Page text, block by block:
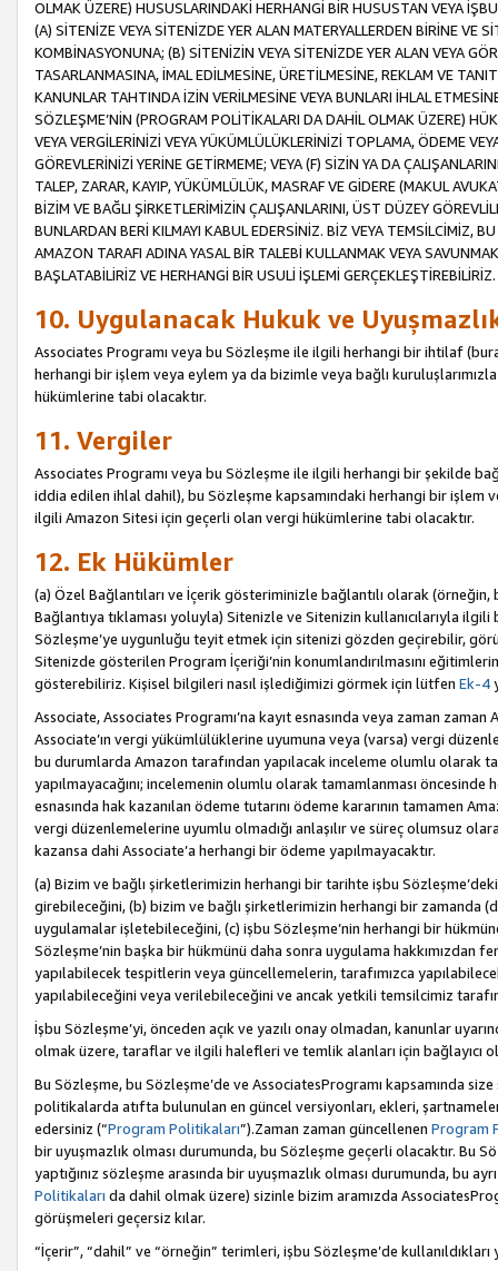
OLMAK ÜZERE) HUSUSLARINDAKİ HERHANGİ BİR HUSUSTAN VEYA
(A) SİTENİZE VEYA SİTENİZDE YER ALAN MATERYALLERDEN BİRİNE VE
KOMBİNASYONUNA; (B) SİTENİZİN VEYA SİTENİZDE YER ALAN VEYA
TASARLANMASINA, İMAL EDİLMESİNE, ÜRETİLMESİNE, REKLAM VE
KANUNLAR TAHTINDA İZİN VERİLMESİNE VEYA BUNLARI İHLAL
SÖZLEŞME’NİN (PROGRAM POLİTİKALARI DA DAHİL OLMAK ÜZERE)
VEYA VERGİLERİNİZİ VEYA YÜKÜMLÜLÜKLERİNİZİ TOPLAMA, ÖDEME
GÖREVLERİNİZİ YERİNE GETİRMEME; VEYA (F) SİZİN YA DA
TALEP, ZARAR, KAYIP, YÜKÜMLÜLÜK, MASRAF VE GİDERE (MAKUL
BİZİM VE BAĞLI ŞİRKETLERİMİZİN ÇALIŞANLARINI, ÜST DÜZEY
BUNLARDAN BERİ KILMAYI KABUL EDERSİNİZ. BİZ VEYA TEMSİLCİMİZ,
AMAZON TARAFI ADINA YASAL BİR TALEBİ KULLANMAK VEYA
BAŞLATABİLİRİZ VE HERHANGİ BİR USULİ İŞLEMİ GERÇEKLEŞTİREBİLİRİZ.
10. Uygulanacak Hukuk ve
Associates Programı veya bu Sözleşme ile ilgili herhangi bir ihtilaf
herhangi bir işlem veya eylem ya da bizimle veya bağlı
hükümlerine tabi olacaktır.
11. Vergiler
Associates Programı veya bu Sözleşme ile ilgili herhangi bir şekilde
iddia edilen ihlal dahil), bu Sözleşme kapsamındaki herhangi bir işlem
ilgili Amazon Sitesi için geçerli olan vergi hükümlerine tabi olacaktır.
12. Ek Hükümler
(a) Özel Bağlantıları ve İçerik gösteriminizle bağlantılı olarak
Bağlantıya tıklaması yoluyla) Sitenizle ve Sitenizin kullanıcılarıyla
Sözleşme’ye uygunluğu teyit etmek için sitenizi gözden geçirebilir,
Sitenizde gösterilen Program İçeriği’nin konumlandırılmasını
gösterebiliriz. Kişisel bilgileri nasıl işlediğimizi görmek için lütfen Ek-4
Associate, Associates Programı’na kayıt esnasında veya zaman
Associate’ın vergi yükümlülüklerine uyumuna veya (varsa) vergi
bu durumlarda Amazon tarafından yapılacak inceleme olumlu olarak
yapılmayacağını; incelemenin olumlu olarak tamamlanması
esnasında hak kazanılan ödeme tutarını ödeme kararının tamamen
vergi düzenlemelerine uyumlu olmadığı anlaşılır ve süreç olumsuz
kazansa dahi Associate’a herhangi bir ödeme yapılmayacaktır.
(a) Bizim ve bağlı şirketlerimizin herhangi bir tarihte işbu
girebileceğini, (b) bizim ve bağlı şirketlerimizin herhangi bir zamanda
uygulamalar işletebileceğini, (c) işbu Sözleşme’nin herhangi bir
Sözleşme’nin başka bir hükmünü daha sonra uygulama hakkımızdan
yapılabilecek tespitlerin veya güncellemelerin, tarafımızca
yapılabileceğini veya verilebileceğini ve ancak yetkili temsilcimiz
İşbu Sözleşme’yi, önceden açık ve yazılı onay olmadan, kanunlar
olmak üzere, taraflar ve ilgili halefleri ve temlik alanları için bağlayıcı
Bu Sözleşme, bu Sözleşme’de ve AssociatesProgramı kapsamında
politikalarda atıfta bulunulan en güncel versiyonları, ekleri,
edersiniz (“Program Politikaları”).Zaman zaman güncellenen Program
bir uyuşmazlık olması durumunda, bu Sözleşme geçerli olacaktır. Bu
yaptığınız sözleşme arasında bir uyuşmazlık olması durumunda, bu
Politikaları da dahil olmak üzere) sizinle bizim aramızda
görüşmeleri geçersiz kılar.
“İçerir”, “dahil” ve “örneğin” terimleri, işbu Sözleşme’de